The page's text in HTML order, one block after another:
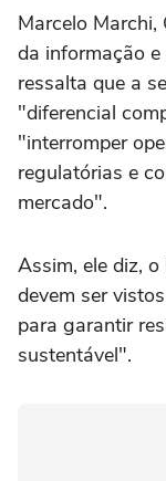
Marcelo Marchi,
da informação
ressalta que a
"diferencial
"interromper
regulatórias e
mercado".
Assim, ele diz,
devem ser
para garantir
sustentável".